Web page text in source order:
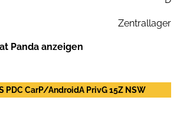
Zentrallager
Panda anzeigen
PDC CarP/AndroidA PrivG 15Z NSW